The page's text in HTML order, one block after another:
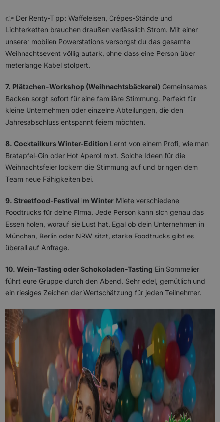
👉 Der Renty-Tipp: Waffeleisen, Crêpes-Stände und
Lichterketten brauchen draußen verlässlich Strom. Mit einer
unserer mobilen Powerstations versorgst du das gesamte
Weihnachtsevent völlig autark, ohne dass eine Person über
meterlange Kabel stolpert.
7. Plätzchen-Workshop (Weihnachtsbäckerei) Gemeinsames
Backen sorgt sofort für eine familiäre Stimmung. Perfekt für
kleine Unternehmen oder einzelne Abteilungen, die den
Jahresabschluss entspannt feiern möchten.
8. Cocktailkurs Winter-Edition Lernt von einem Profi, wie man
Bratapfel-Gin oder Hot Aperol mixt. Solche Ideen für die
Weihnachtsfeier lockern die Stimmung auf und bringen dem
Team neue Fähigkeiten bei.
9. Streetfood-Festival im Winter Miete verschiedene
Foodtrucks für deine Firma. Jede Person kann sich genau das
Essen holen, worauf sie Lust hat. Egal ob dein Unternehmen in
München, Berlin oder NRW sitzt, starke Foodtrucks gibt es
überall auf Anfrage.
10. Wein-Tasting oder Schokoladen-Tasting Ein Sommelier
führt eure Gruppe durch den Abend. Sehr edel, gemütlich und
ein riesiges Zeichen der Wertschätzung für jeden Teilnehmer.